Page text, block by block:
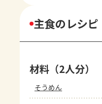
主食のレシピ
材料（2人分）
そうめん